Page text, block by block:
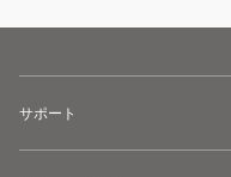
サポート